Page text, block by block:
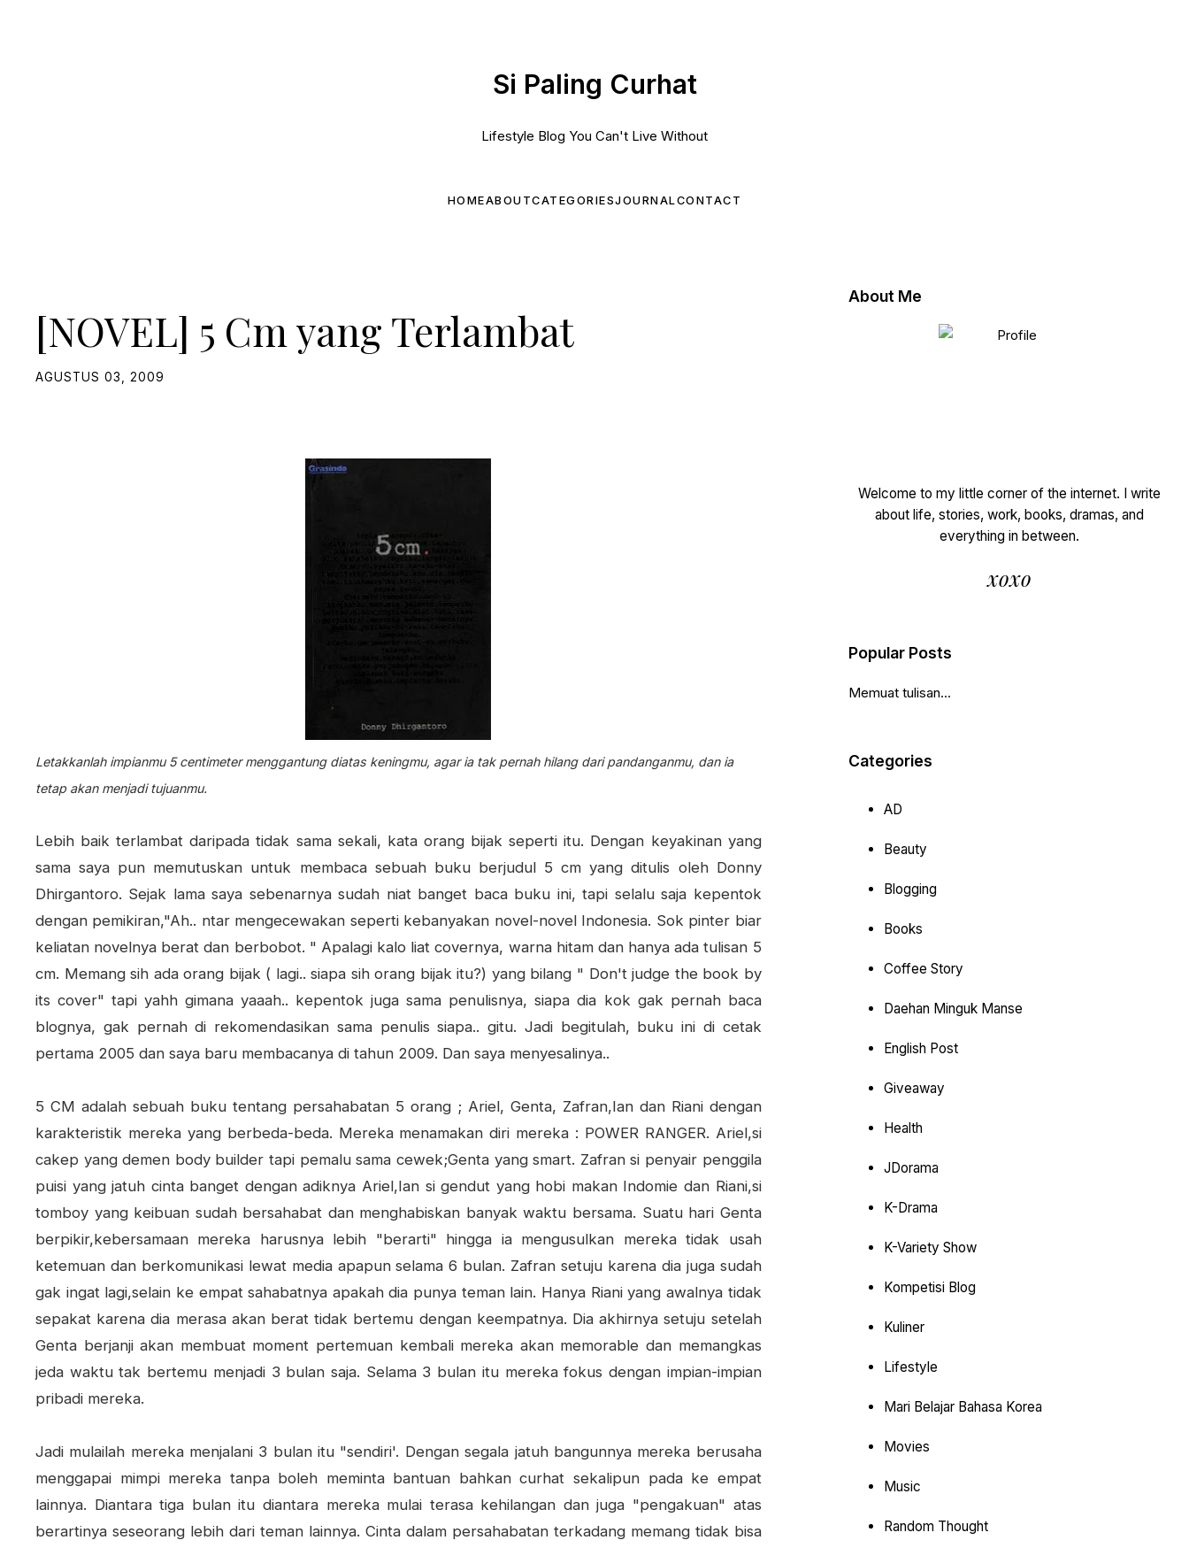
Si Paling Curhat
Lifestyle Blog You Can't Live Without
HOMEABOUTCATEGORIESJOURNALCONTACT
[NOVEL] 5 Cm yang Terlambat
AGUSTUS 03, 2009
Letakkanlah impianmu 5 centimeter menggantung diatas keningmu, agar ia tak pernah hilang dari pandanganmu, dan ia
tetap akan menjadi tujuanmu.
Lebih baik terlambat daripada tidak sama sekali, kata orang bijak seperti itu. Dengan keyakinan yang
sama saya pun memutuskan untuk membaca sebuah buku berjudul 5 cm yang ditulis oleh Donny
Dhirgantoro. Sejak lama saya sebenarnya sudah niat banget baca buku ini, tapi selalu saja kepentok
dengan pemikiran,"Ah.. ntar mengecewakan seperti kebanyakan novel-novel Indonesia. Sok pinter biar
keliatan novelnya berat dan berbobot. " Apalagi kalo liat covernya, warna hitam dan hanya ada tulisan 5
cm. Memang sih ada orang bijak ( lagi.. siapa sih orang bijak itu?) yang bilang " Don't judge the book by
its cover" tapi yahh gimana yaaah.. kepentok juga sama penulisnya, siapa dia kok gak pernah baca
blognya, gak pernah di rekomendasikan sama penulis siapa.. gitu. Jadi begitulah, buku ini di cetak
pertama 2005 dan saya baru membacanya di tahun 2009. Dan saya menyesalinya..
5 CM adalah sebuah buku tentang persahabatan 5 orang ; Ariel, Genta, Zafran,Ian dan Riani dengan
karakteristik mereka yang berbeda-beda. Mereka menamakan diri mereka : POWER RANGER. Ariel,si
cakep yang demen body builder tapi pemalu sama cewek;Genta yang smart. Zafran si penyair penggila
puisi yang jatuh cinta banget dengan adiknya Ariel,Ian si gendut yang hobi makan Indomie dan Riani,si
tomboy yang keibuan sudah bersahabat dan menghabiskan banyak waktu bersama. Suatu hari Genta
berpikir,kebersamaan mereka harusnya lebih "berarti" hingga ia mengusulkan mereka tidak usah
ketemuan dan berkomunikasi lewat media apapun selama 6 bulan. Zafran setuju karena dia juga sudah
gak ingat lagi,selain ke empat sahabatnya apakah dia punya teman lain. Hanya Riani yang awalnya tidak
sepakat karena dia merasa akan berat tidak bertemu dengan keempatnya. Dia akhirnya setuju setelah
Genta berjanji akan membuat moment pertemuan kembali mereka akan memorable dan memangkas
jeda waktu tak bertemu menjadi 3 bulan saja. Selama 3 bulan itu mereka fokus dengan impian-impian
pribadi mereka.
Jadi mulailah mereka menjalani 3 bulan itu "sendiri'. Dengan segala jatuh bangunnya mereka berusaha
menggapai mimpi mereka tanpa boleh meminta bantuan bahkan curhat sekalipun pada ke empat
lainnya. Diantara tiga bulan itu diantara mereka mulai terasa kehilangan dan juga "pengakuan" atas
berartinya seseorang lebih dari teman lainnya. Cinta dalam persahabatan terkadang memang tidak bisa
About Me
Welcome to my little corner of the internet. I write
about life, stories, work, books, dramas, and
everything in between.
xoxo
Popular Posts
Memuat tulisan...
Categories
AD
Beauty
Blogging
Books
Coffee Story
Daehan Minguk Manse
English Post
Giveaway
Health
JDorama
K-Drama
K-Variety Show
Kompetisi Blog
Kuliner
Lifestyle
Mari Belajar Bahasa Korea
Movies
Music
Random Thought